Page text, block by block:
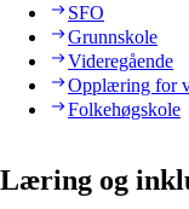
SFO
Grunnskole
Videregående
Opplæring for
Folkehøgskole
Læring og